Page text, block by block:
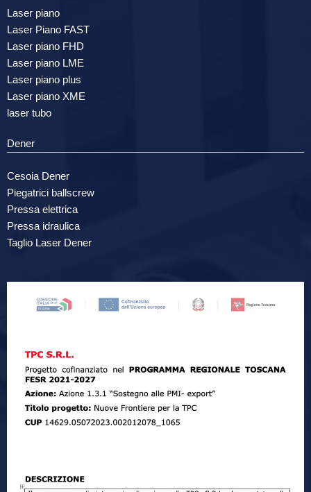
Laser piano
Laser Piano FAST
Laser piano FHD
Laser piano LME
Laser piano plus
Laser piano XME
laser tubo
Dener
Cesoia Dener
Piegatrici ballscrew
Pressa elettrica
Pressa idraulica
Taglio Laser Dener